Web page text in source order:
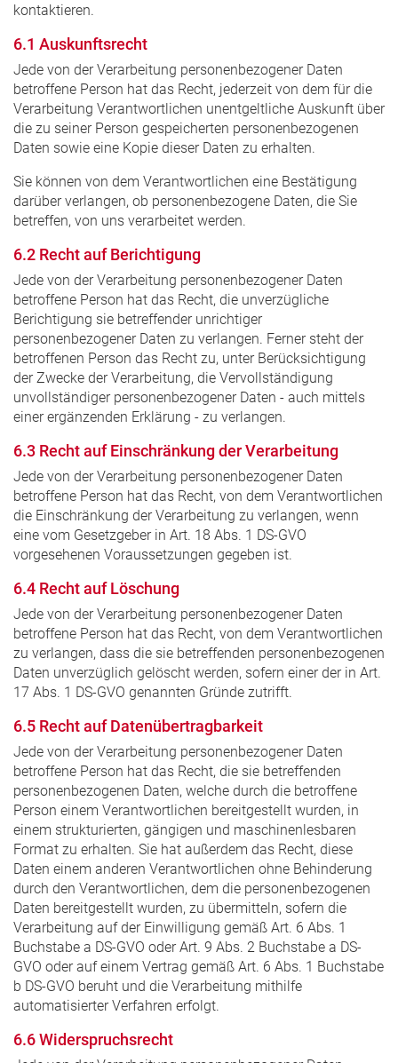
kontaktieren.
6.1 Auskunftsrecht
Jede von der Verarbeitung personenbezogener Daten
betroffene Person hat das Recht, jederzeit von dem für die
Verarbeitung Verantwortlichen unentgeltliche Auskunft über
die zu seiner Person gespeicherten personenbezogenen
Daten sowie eine Kopie dieser Daten zu erhalten.
Sie können von dem Verantwortlichen eine Bestätigung
darüber verlangen, ob personenbezogene Daten, die Sie
betreffen, von uns verarbeitet werden.
6.2 Recht auf Berichtigung
Jede von der Verarbeitung personenbezogener Daten
betroffene Person hat das Recht, die unverzügliche
Berichtigung sie betreffender unrichtiger
personenbezogener Daten zu verlangen. Ferner steht der
betroffenen Person das Recht zu, unter Berücksichtigung
der Zwecke der Verarbeitung, die Vervollständigung
unvollständiger personenbezogener Daten - auch mittels
einer ergänzenden Erklärung - zu verlangen.
6.3 Recht auf Einschränkung der Verarbeitung
Jede von der Verarbeitung personenbezogener Daten
betroffene Person hat das Recht, von dem Verantwortlichen
die Einschränkung der Verarbeitung zu verlangen, wenn
eine vom Gesetzgeber in Art. 18 Abs. 1 DS-GVO
vorgesehenen Voraussetzungen gegeben ist.
6.4 Recht auf Löschung
Jede von der Verarbeitung personenbezogener Daten
betroffene Person hat das Recht, von dem Verantwortlichen
zu verlangen, dass die sie betreffenden personenbezogenen
Daten unverzüglich gelöscht werden, sofern einer der in Art.
17 Abs. 1 DS-GVO genannten Gründe zutrifft.
6.5 Recht auf Datenübertragbarkeit
Jede von der Verarbeitung personenbezogener Daten
betroffene Person hat das Recht, die sie betreffenden
personenbezogenen Daten, welche durch die betroffene
Person einem Verantwortlichen bereitgestellt wurden, in
einem strukturierten, gängigen und maschinenlesbaren
Format zu erhalten. Sie hat außerdem das Recht, diese
Daten einem anderen Verantwortlichen ohne Behinderung
durch den Verantwortlichen, dem die personenbezogenen
Daten bereitgestellt wurden, zu übermitteln, sofern die
Verarbeitung auf der Einwilligung gemäß Art. 6 Abs. 1
Buchstabe a DS-GVO oder Art. 9 Abs. 2 Buchstabe a DS-
GVO oder auf einem Vertrag gemäß Art. 6 Abs. 1 Buchstabe
b DS-GVO beruht und die Verarbeitung mithilfe
automatisierter Verfahren erfolgt.
6.6 Widerspruchsrecht